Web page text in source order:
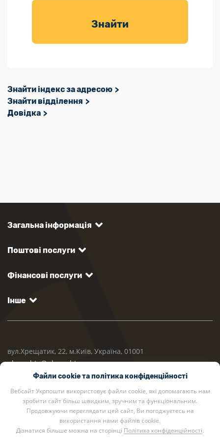
товарів для
Знайти
Знайти індекс за адресою
Знайти відділення
Довідка
Загальна інформація
Поштові послуги
Фінансові послуги
Інше
вул.Хрещатик, 22, м.Київ, Україна, 01001
ukrposhta@ukrposhta.ua
Файли cookie та політика конфіденційності
Вебсайт Укрпошти використовує файли cookie, які допомагають нам
зробити сайт більш швидким, зручним та функціональним.
Продовжуючи переглядати цей сайт, Ви погоджуєтесь на
використання нами файлів cookie.
Дізнатися більше можна на сторінці Політика конфіденційності.